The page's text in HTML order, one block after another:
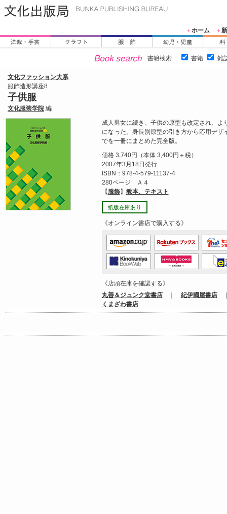
＋ホーム ＋
書籍検索 書籍 雑
文化ファッション大系
服飾造形講座8
子供服
文化服装学院 編
成人男女に続き、子供の原型も改定され、よ
になった。身長別原型の引き方から応用デザ
でを一冊にまとめた完全版。
価格 3,740円（本体 3,400円＋税）
2007年3月18日発行
ISBN：978-4-579-11137-4
280ページ Ａ４
【 服飾】 教本、テキスト
紙版在庫あり
《オンライン書店で購入する》
《店頭在庫を確認する》
丸善＆ジュンク堂書店｜ 紀伊國屋書店
くまざわ書店